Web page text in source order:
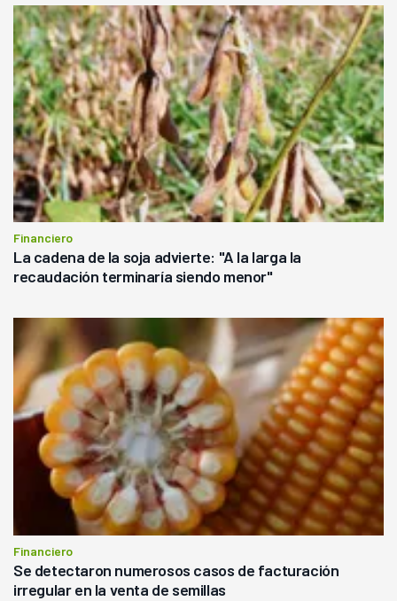
Financiero
La cadena de la soja advierte: "A la larga la
recaudación terminaría siendo menor"
Financiero
Se detectaron numerosos casos de facturación
irregular en la venta de semillas